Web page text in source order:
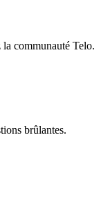
communauté Telo.
brûlantes.